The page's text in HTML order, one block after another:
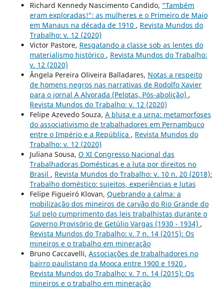
Richard Kennedy Nascimento Candido, “Também
eram exploradas!”: as mulheres e o Primeiro de Maio
em Manaus na década de 1910 , Revista Mundos do
Trabalho: v. 12 (2020)
Victor Pastore, Resgatando a classe sob as lentes do
materialismo histórico , Revista Mundos do Trabalho:
v. 12 (2020)
Ângela Pereira Oliveira Balladares, Notas a respeito
de homens negros nas narrativas de Rodolfo Xavier
para o jornal A Alvorada (Pelotas, Pós-abolição) ,
Revista Mundos do Trabalho: v. 12 (2020)
Felipe Azevedo Souza, A blusa e a urna: metamorfoses
do associativismo de trabalhadores em Pernambuco
entre o Império e a República , Revista Mundos do
Trabalho: v. 12 (2020)
Juliana Sousa, O XI Congresso Nacional das
Trabalhadoras Domésticas e a luta por direitos no
Brasil , Revista Mundos do Trabalho: v. 10 n. 20 (2018):
Trabalho doméstico: sujeitos, experiências e lutas
Felipe Figueiró Klovan, Quebrando a calma: a
mobilização dos mineiros de carvão do Rio Grande do
Sul pelo cumprimento das leis trabalhistas durante o
Governo Provisório de Getúlio Vargas (1930 - 1934) ,
Revista Mundos do Trabalho: v. 7 n. 14 (2015): Os
mineiros e o trabalho em mineração
Bruno Caccavelli, Associações de trabalhadores no
bairro paulistano da Mooca entre 1900 e 1920 ,
Revista Mundos do Trabalho: v. 7 n. 14 (2015): Os
mineiros e o trabalho em mineração